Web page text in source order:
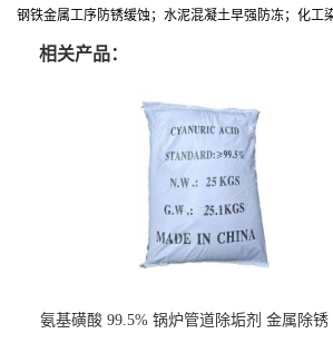
钢铁金属工序防锈缓蚀；水泥混凝土早强防冻；化工
相关产品：
氨基磺酸 99.5% 锅炉管道除垢剂 金属除锈